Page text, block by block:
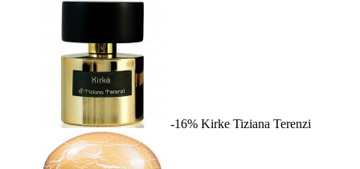
-16% Kirke Tiziana Terenzi